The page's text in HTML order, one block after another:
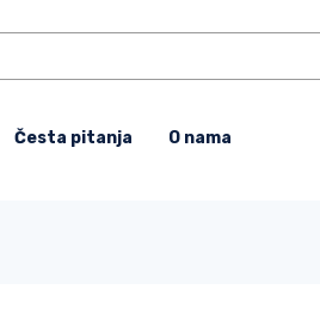
Česta pitanja
O nama